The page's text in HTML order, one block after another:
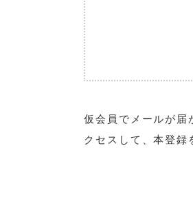
仮会員でメールが届
クセスして、本登録